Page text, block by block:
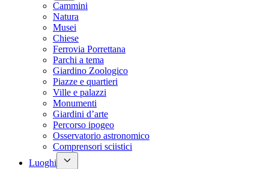
Cammini
Natura
Musei
Chiese
Ferrovia Porrettana
Parchi a tema
Giardino Zoologico
Piazze e quartieri
Ville e palazzi
Monumenti
Giardini d’arte
Percorso ipogeo
Osservatorio astronomico
Comprensori sciistici
Luoghi